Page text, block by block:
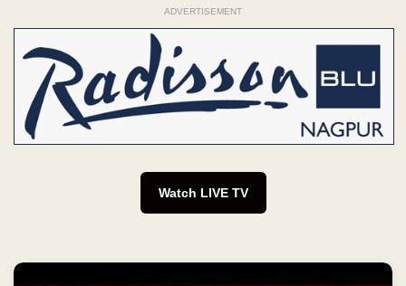
ADVERTISEMENT
Watch LIVE TV